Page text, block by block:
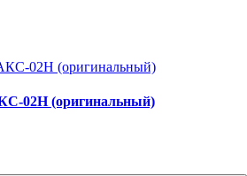
02Н (оригинальный)